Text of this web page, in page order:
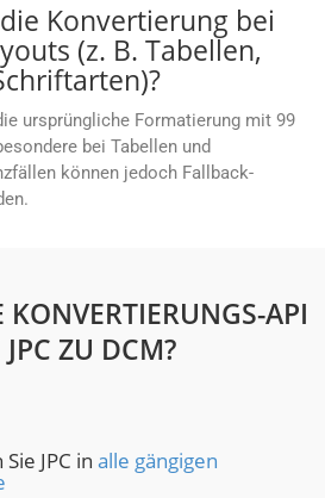
Konvertierung bei
(z. B. Tabellen,
ursprüngliche Formatierung mit 99
bei Tabellen und
können jedoch Fallback-
API
ZU DCM?
JPC in alle gängigen